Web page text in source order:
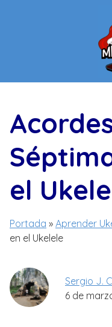
el
Portada » Aprender
en el Ukelele
Sergio J.
6 de